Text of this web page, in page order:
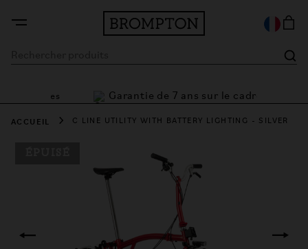
Garantie de 7 ans sur le cadre
ACCUEIL C LINE UTILITY WITH BATTERY LIGHTING - SILVER